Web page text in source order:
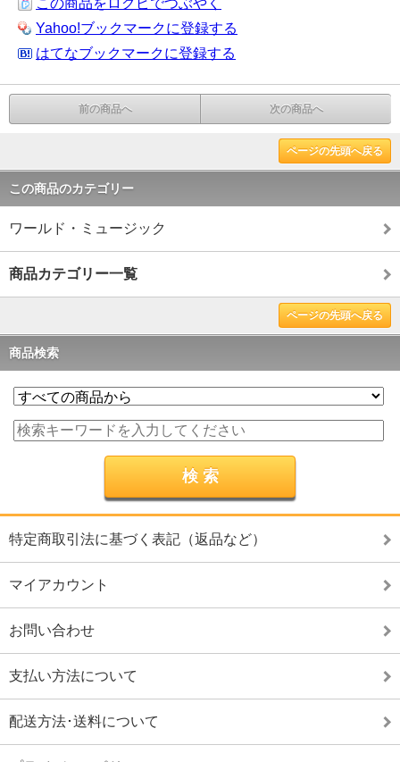
この商品をログピでつぶやく
Yahoo!ブックマークに登録する
はてなブックマークに登録する
前の商品へ 次の商品へ
ページの先頭へ戻る
この商品のカテゴリー
ワールド・ミュージック
商品カテゴリー一覧
ページの先頭へ戻る
商品検索
特定商取引法に基づく表記（返品など）
マイアカウント
お問い合わせ
支払い方法について
配送方法･送料について